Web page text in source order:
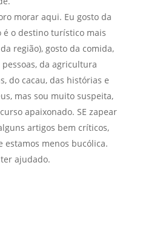
morar aqui. Eu gosto da
o destino turístico mais
região), gosto da comida,
da agricultura
do cacau, das histórias e
mas sou muito suspeita,
apaixonado. SE zapear
artigos bem críticos,
estamos menos bucólica.
ajudado.